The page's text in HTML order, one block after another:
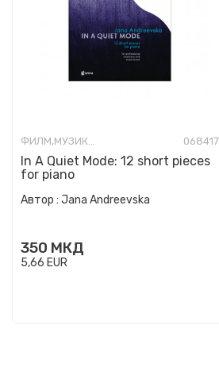
ФИЛМ,МУЗИКА,ОПЕРА И ТЕАТАР 068417
In A Quiet Mode: 12 short pieces
for piano
Автор : Jana Andreevska
350 МКД
5,66 EUR